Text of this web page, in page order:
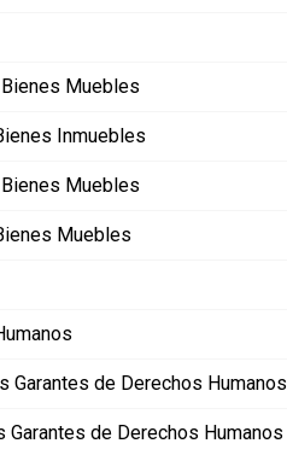
Muebles
Inmuebles
Muebles
Muebles
Garantes de Derechos Humanos
de Derechos Humanos